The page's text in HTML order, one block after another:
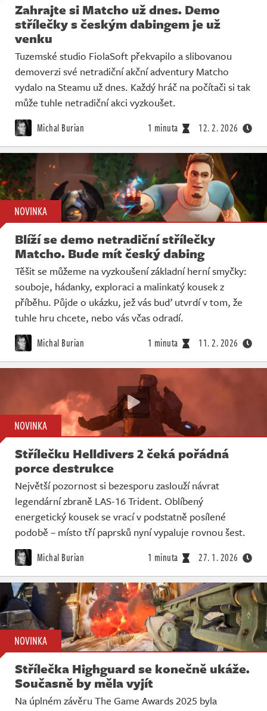
Zahrajte si Matcho už dnes. Demo
střílečky s českým dabingem je už
venku
Tuzemské studio FiolaSoft překvapilo a slibovanou
demoverzi své netradiční akční adventury Matcho
vydalo na Steamu už dnes. Každý hráč na počítači si tak
může tuhle netradiční akci vyzkoušet.
Michal Burian 1 minuta 12. 2. 2026
NOVINKA
Blíží se demo netradiční střílečky
Matcho. Bude mít český dabing
Těšit se můžeme na vyzkoušení základní herní smyčky:
souboje, hádanky, exploraci a malinkatý kousek z
příběhu. Půjde o ukázku, jež vás buď utvrdí v tom, že
tuhle hru chcete, nebo vás včas odradí.
Michal Burian 1 minuta 11. 2. 2026
NOVINKA
Střílečku Helldivers 2 čeká pořádná
porce destrukce
Největší pozornost si bezesporu zaslouží návrat
legendární zbraně LAS-16 Trident. Oblíbený
energetický kousek se vrací v podstatně posílené
podobě – místo tří paprsků nyní vypaluje rovnou šest.
Michal Burian 1 minuta 27. 1. 2026
NOVINKA
Střílečka Highguard se konečně ukáže.
Současně by měla vyjít
Na úplném závěru The Game Awards 2025 byla